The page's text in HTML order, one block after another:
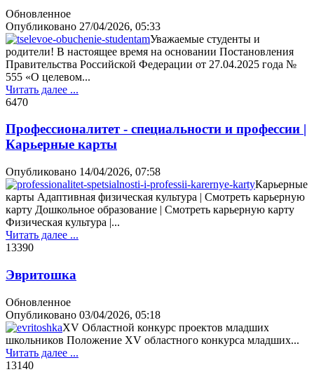
Обновленное
Опубликовано 27/04/2026, 05:33
Уважаемые студенты и
родители! В настоящее время на основании Постановления
Правительства Российской Федерации от 27.04.2025 года №
555 «О целевом...
Читать далее ...
6470
Профессионалитет - специальности и профессии |
Карьерные карты
Опубликовано 14/04/2026, 07:58
Карьерные
карты Адаптивная физическая культура | Смотреть карьерную
карту Дошкольное образование | Смотреть карьерную карту
Физическая культура |...
Читать далее ...
13390
Эвритошка
Обновленное
Опубликовано 03/04/2026, 05:18
XV Областной конкурс проектов младших
школьников Положение XV областного конкурса младших...
Читать далее ...
13140